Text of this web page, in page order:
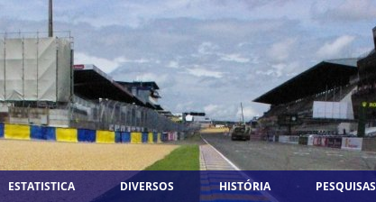
ESTATISTICA DIVERSOS HISTÓRIA PESQUISAS